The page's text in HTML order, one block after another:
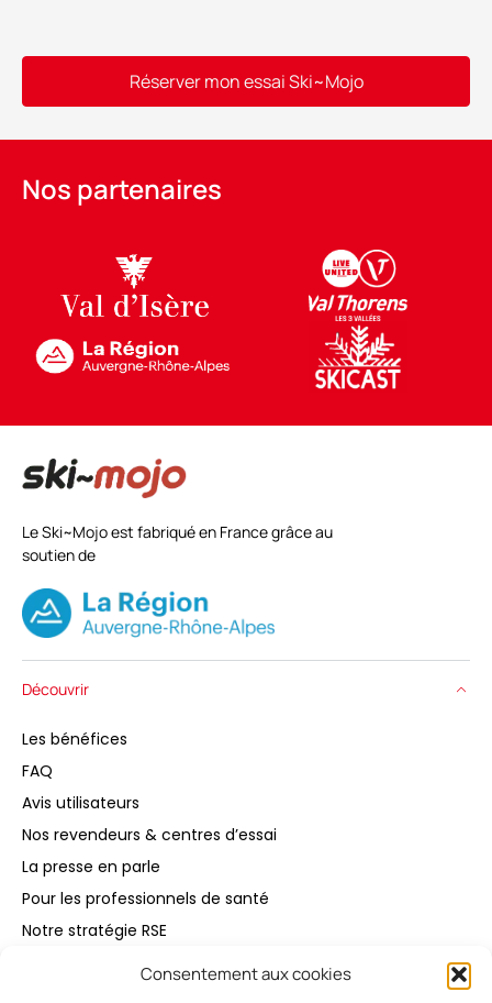
Consentement aux cookies
Réserver mon essai Ski~Mojo
Nos partenaires
Le Ski~Mojo est fabriqué en France grâce au
soutien de
Découvrir
Les bénéfices
FAQ
Avis utilisateurs
Nos revendeurs & centres d’essai
La presse en parle
Pour les professionnels de santé
Notre stratégie RSE